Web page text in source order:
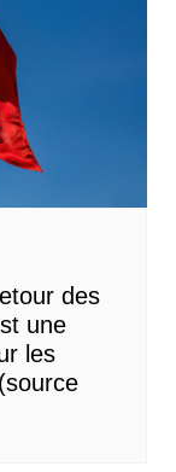
des
une
les